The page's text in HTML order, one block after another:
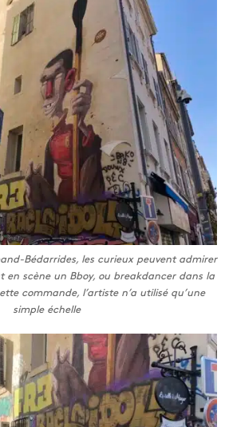
Bédarrides, les curieux peuvent admirer
en scène un Bboy, ou breakdancer dans la
commande, l’artiste n’a utilisé qu’une
simple échelle